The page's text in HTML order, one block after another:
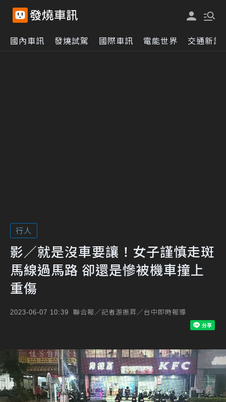
國內車訊 發燒試駕 國際車訊 電能世界 交通新訊
行人
影／就是沒車要讓！女子謹慎走斑
馬線過馬路 卻還是慘被機車撞上
重傷
2023-06-07 10:39 聯合報／記者游振昇／台中即時報導